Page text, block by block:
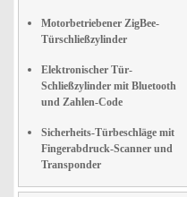
Motorbetriebener ZigBee-
Türschließzylinder
Elektronischer Tür-
Schließzylinder mit Bluetooth
und Zahlen-Code
Sicherheits-Türbeschläge mit
Fingerabdruck-Scanner und
Transponder